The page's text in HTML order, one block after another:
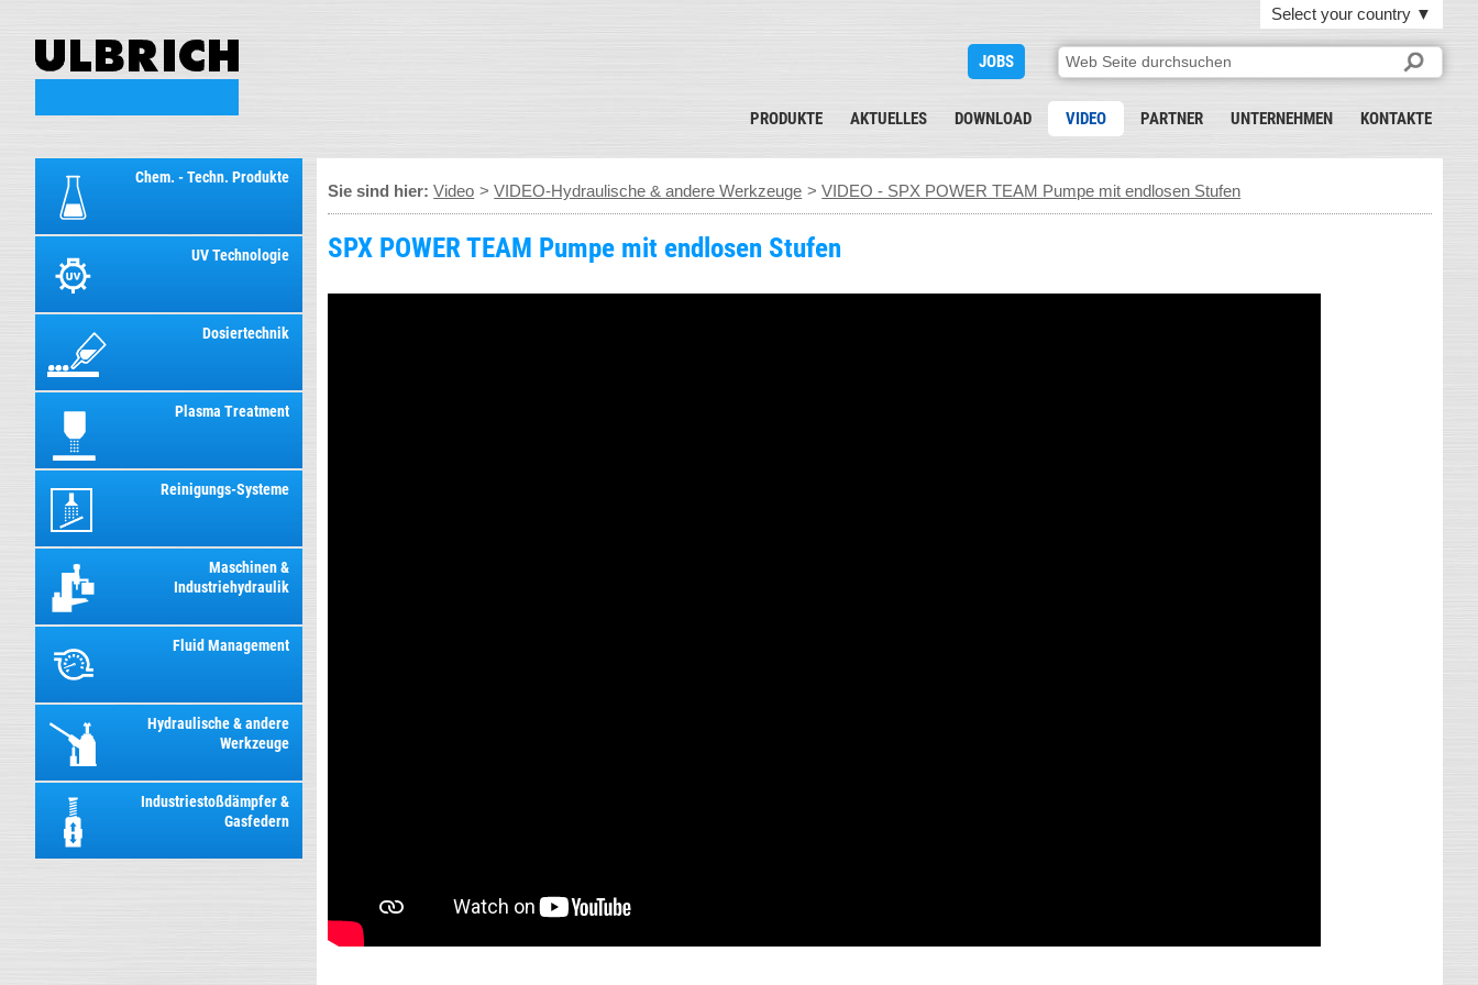
Select your country ▼
JOBS
PRODUKTE AKTUELLES DOWNLOAD VIDEO PARTNER UNTERNEHMEN KONTAKTE
Chem. - Techn. Produkte
UV Technologie
Dosiertechnik
Plasma Treatment
Reinigungs-Systeme
Maschinen &
Industriehydraulik
Fluid Management
Hydraulische & andere
Werkzeuge
Industriestoßdämpfer &
Gasfedern
Sie sind hier:Video >VIDEO-Hydraulische & andere Werkzeuge >VIDEO - SPX POWER TEAM Pumpe mit endlosen Stufen
SPX POWER TEAM Pumpe mit endlosen Stufen